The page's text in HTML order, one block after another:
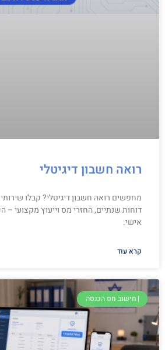
רואה חשבון דיגיטלי
מחפשים רואה חשבון דיגיטלי? קבלו
דוחות שנתיים, החזרי מס וייעוץ מקצועי –
אישי.
קרא עוד
| חישוב מס הכנסה